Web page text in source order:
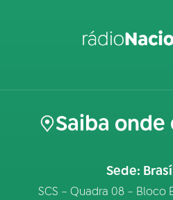
Saiba onde
Sede:
SCS – Quadra 08 – Bloco